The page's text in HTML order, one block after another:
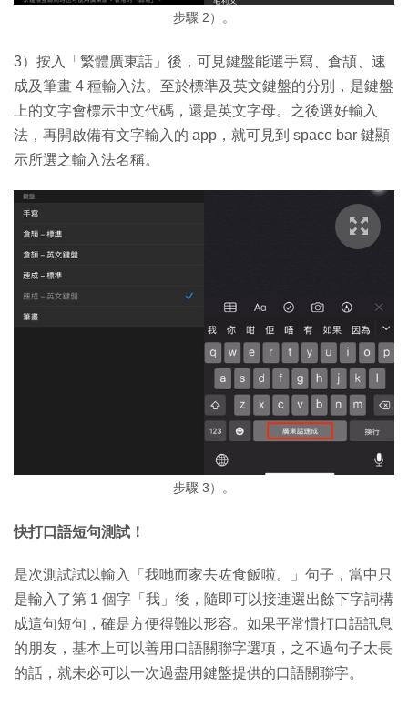
步驟 2）。
3）按入「繁體廣東話」後，可見鍵盤能選手寫、倉頡、速
成及筆畫 4 種輸入法。至於標準及英文鍵盤的分別，是鍵盤
上的文字會標示中文代碼，還是英文字母。之後選好輸入
法，再開啟備有文字輸入的 app，就可見到 space bar 鍵顯
示所選之輸入法名稱。
步驟 3）。
快打口語短句測試！
是次測試試以輸入「我哋而家去咗食飯啦。」句子，當中只
是輸入了第 1 個字「我」後，隨即可以接連選出餘下字詞構
成這句短句，確是方便得難以形容。如果平常慣打口語訊息
的朋友，基本上可以善用口語關聯字選項，之不過句子太長
的話，就未必可以一次過盡用鍵盤提供的口語關聯字。